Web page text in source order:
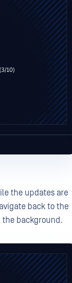
the updates are
back to the
the background.